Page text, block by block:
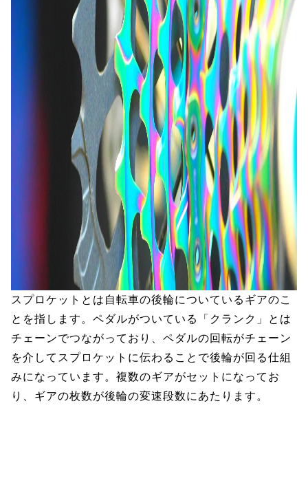
スプロケットとは自転車の後輪についているギアのこ
とを指します。ペダルがついている「クランク」とは
チェーンでつながっており、ペダルの回転がチェーン
を介してスプロケットに伝わることで後輪が回る仕組
みになっています。複数のギアがセットになってお
り、ギアの枚数が後輪の変速段数にあたります。